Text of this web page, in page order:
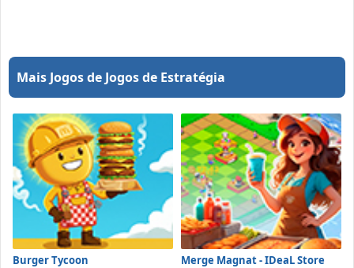
Mais Jogos de Jogos de Estratégia
Burger Tycoon Merge Magnat - IDeaL Store